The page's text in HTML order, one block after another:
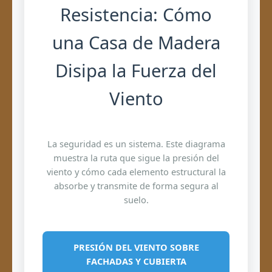
Resistencia: Cómo
una Casa de Madera
Disipa la Fuerza del
Viento
La seguridad es un sistema. Este diagrama
muestra la ruta que sigue la presión del
viento y cómo cada elemento estructural la
absorbe y transmite de forma segura al
suelo.
PRESIÓN DEL VIENTO SOBRE
FACHADAS Y CUBIERTA